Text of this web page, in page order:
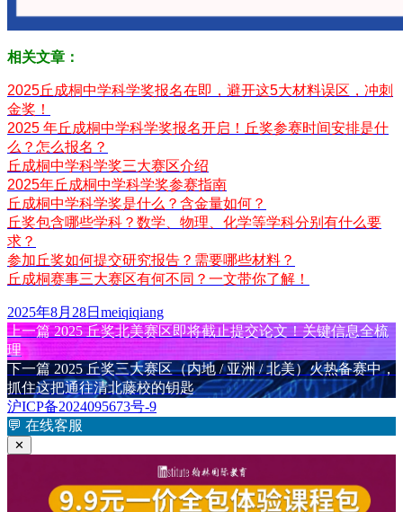
相关文章：
2025丘成桐中学科学奖报名在即，避开这5大材料误区，冲刺
金奖！
2025 年丘成桐中学科学奖报名开启！丘奖参赛时间安排是什
么？怎么报名？
丘成桐中学科学奖三大赛区介绍
2025年丘成桐中学科学奖参赛指南
丘成桐中学科学奖是什么？含金量如何？
丘奖包含哪些学科？数学、物理、化学等学科分别有什么要
求？
参加丘奖如何提交研究报告？需要哪些材料？
丘成桐赛事三大赛区有何不同？一文带你了解！
发
布
于
2025年8月28日 作
者
meiqiqiang
文
章
导
航
上一篇上
篇
文
章：
2025 丘奖北美赛区即将截止提交论文！关键信息全梳
理
下一篇 下
篇
文
章：
2025 丘奖三大赛区（内地 / 亚洲 / 北美）火热备赛中，
抓住这把通往清北藤校的钥匙
沪ICP备2024095673号-9
💬 在线客服
✕